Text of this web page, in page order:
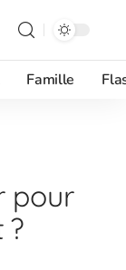
Famille
pour
?